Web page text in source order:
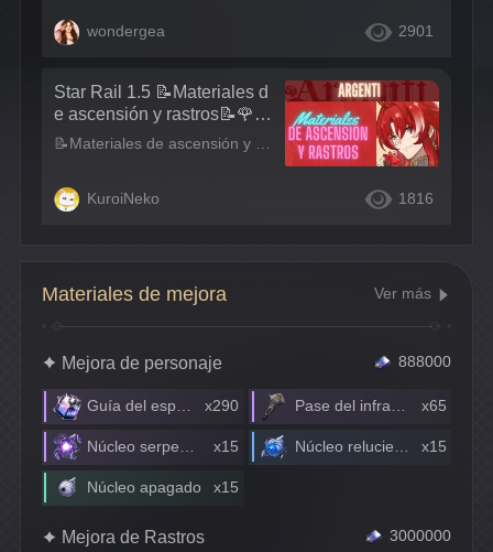
wondergea 2901
Star Rail 1.5 📝Materiales d
e ascensión y rastros📝🌹Ar
genti🌹 | 🚂Honkai Star Rail📝Materiales de ascensión y rastros📝 🌹Argenti🌹 Dónde conseguir los materiales. Los libros de exp y los créditos se farmean en los Cáliz (oro). Los materiales de los talentos los farmearemos en Cáliz (carmesí)
KuroiNeko 1816
Materiales de mejora Ver más
Mejora de personaje 888000
Guía del espíritu viajero x290 Pase del inframundo x65
x15 x15
Núcleo apagado x15
Mejora de Rastros 3000000